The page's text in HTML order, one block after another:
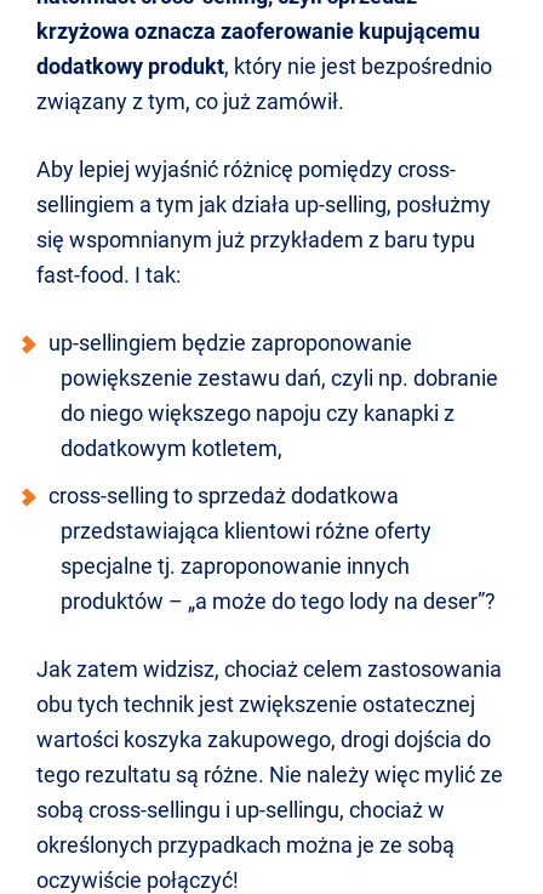
krzyżowa oznacza zaoferowanie kupującemu
dodatkowy produkt, który nie jest bezpośrednio
związany z tym, co już zamówił.
Aby lepiej wyjaśnić różnicę pomiędzy cross-
sellingiem a tym jak działa up-selling, posłużmy
się wspomnianym już przykładem z baru typu
fast-food. I tak:
up-sellingiem będzie zaproponowanie
powiększenie zestawu dań, czyli np. dobranie
do niego większego napoju czy kanapki z
dodatkowym kotletem,
cross-selling to sprzedaż dodatkowa
przedstawiająca klientowi różne oferty
specjalne tj. zaproponowanie innych
produktów – „a może do tego lody na deser”?
Jak zatem widzisz, chociaż celem zastosowania
obu tych technik jest zwiększenie ostatecznej
wartości koszyka zakupowego, drogi dojścia do
tego rezultatu są różne. Nie należy więc mylić ze
sobą cross-sellingu i up-sellingu, chociaż w
określonych przypadkach można je ze sobą
oczywiście połączyć!